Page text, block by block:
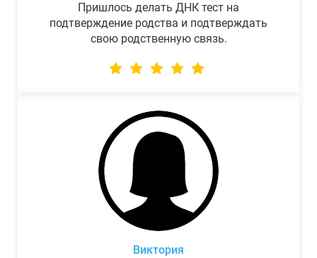
Пришлось делать ДНК тест на
подтверждение родства и подтверждать
свою родственную связь.
Виктория